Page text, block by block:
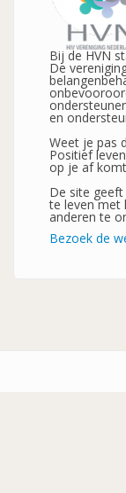
Bij de HVN
De
en
Weet je pas
Positief
op je af
De site
te leven met
anderen te
Bezoek de